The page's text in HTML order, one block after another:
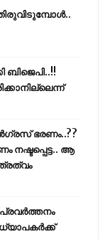
ബിജെപി..!!
ഭരണം..??
നഷ്ടപ്പെട്ട.. ആ